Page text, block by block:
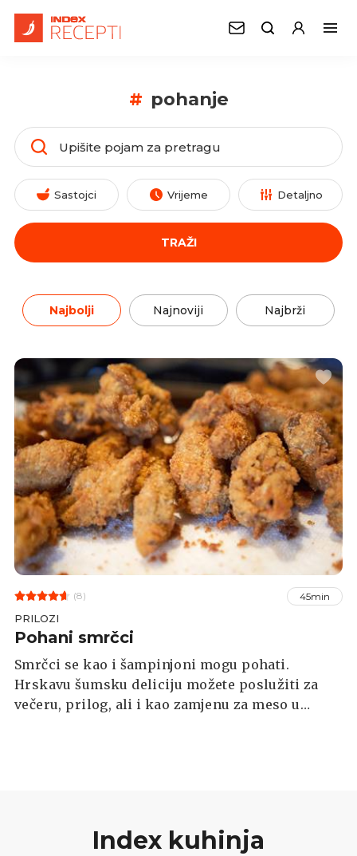
# pohanje
Sastojci Vrijeme Detaljno
TRAŽI
Najbolji Najnoviji Najbrži
(8) 45min
PRILOZI
Pohani smrčci
Smrčci se kao i šampinjoni mogu pohati.
Hrskavu šumsku deliciju možete poslužiti za
večeru, prilog, ali i kao zamjenu za meso u
Index kuhinja